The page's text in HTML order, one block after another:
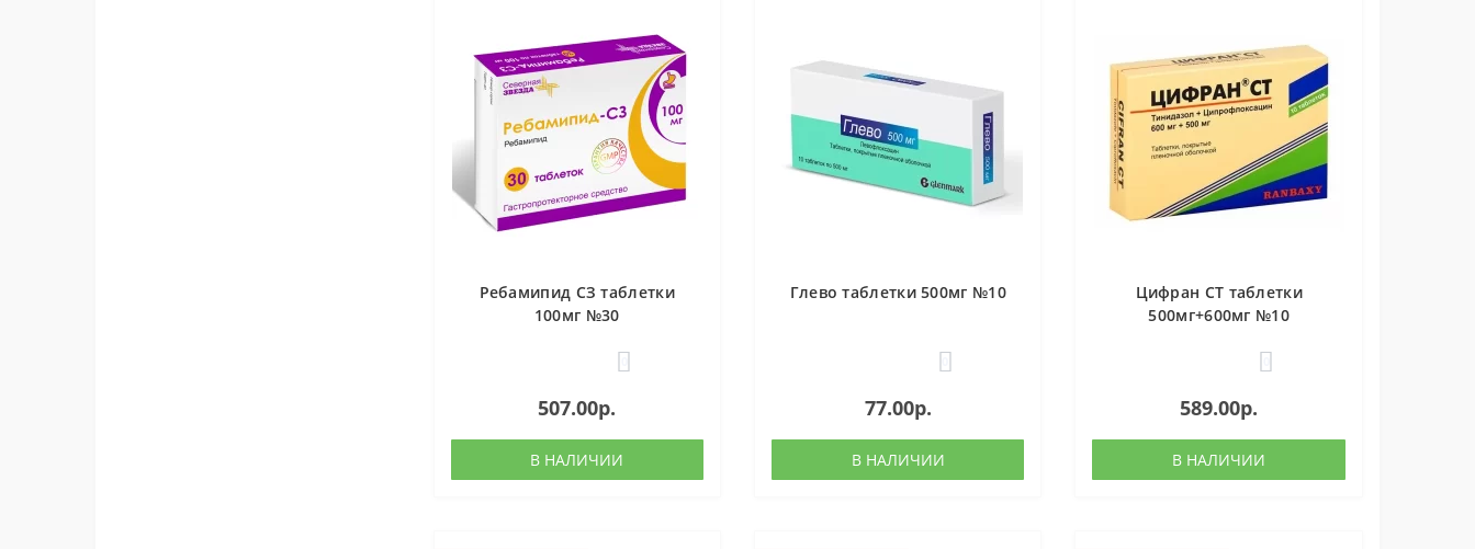
Ребамипид СЗ таблетки
100мг №30
507.00р.
В НАЛИЧИИ
Глево таблетки 500мг №10
77.00р.
В НАЛИЧИИ
Цифран СТ таблетки
500мг+600мг №10
589.00р.
В НАЛИЧИИ